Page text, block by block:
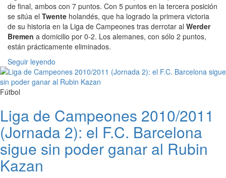
de final, ambos con 7 puntos. Con 5 puntos en la tercera posición
se sitúa el Twente holandés, que ha logrado la primera victoria
de su historia en la Liga de Campeones tras derrotar al Werder
Bremen a domicilio por 0-2. Los alemanes, con sólo 2 puntos,
están prácticamente eliminados.
Seguir leyendo
Fútbol
Liga de Campeones 2010/2011
(Jornada 2): el F.C. Barcelona
sigue sin poder ganar al Rubin
Kazan